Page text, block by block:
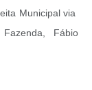
Municipal via
Fábio